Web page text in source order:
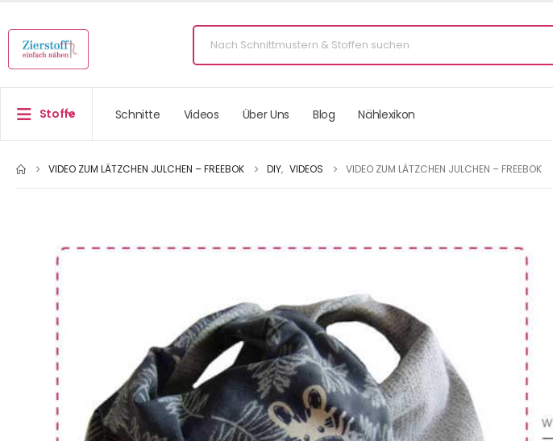
Stoffe Schnitte Videos Über Uns Blog Nählexikon
VIDEO ZUM LÄTZCHEN JULCHEN – FREEBOK DIY, VIDEOS VIDEO ZUM LÄTZCHEN JULCHEN – FREEBOK